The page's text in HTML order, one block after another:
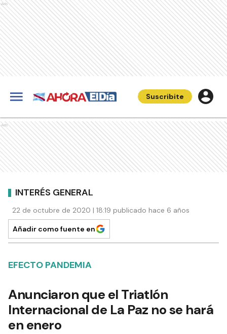
Ads
Suscribite
Ads
INTERÉS GENERAL
22 de octubre de 2020 | 18:19 publicado hace 6 años
Añadir como fuente en
EFECTO PANDEMIA
Anunciaron que el Triatlón
Internacional de La Paz no se hará
en enero